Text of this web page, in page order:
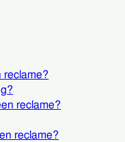
reclame?
reclame?
reclame?